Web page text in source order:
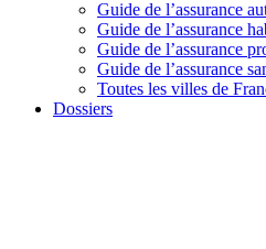
Guide de l’assurance
Guide de l’assurance
Guide de l’assurance
Guide de l’assurance
Toutes les villes de
Dossiers